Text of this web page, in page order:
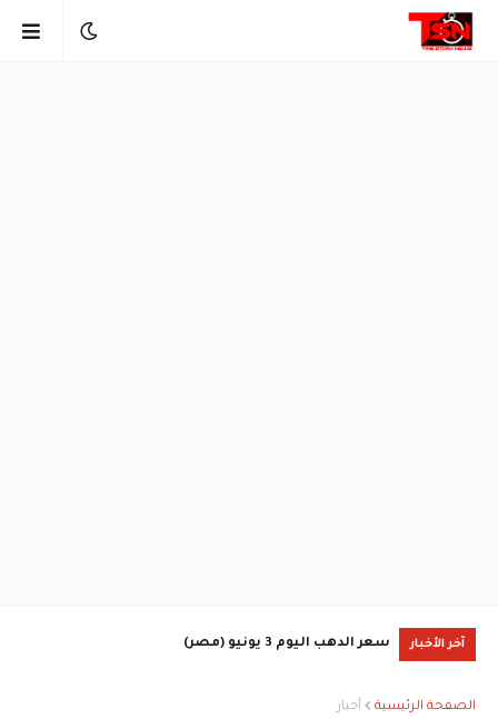
آخر الأخبار سعر الدهب اليوم 3 يونيو (مصر)
الصفحة الرئيسية أخبار